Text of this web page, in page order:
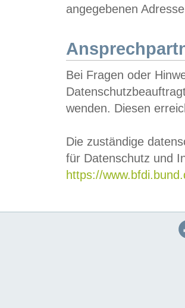
angegebenen
Bei Fragen oder
wenden. Diesen
Die zuständige
für Datenschutz und
https://